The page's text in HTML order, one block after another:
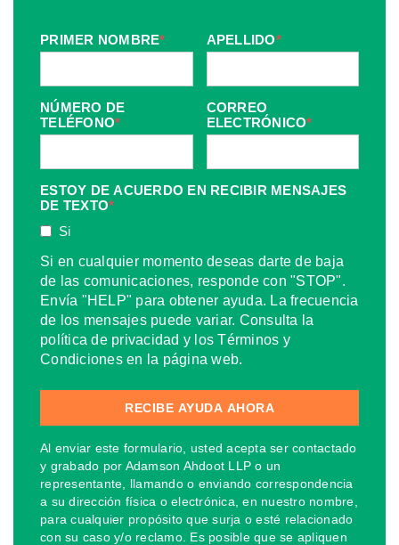
PRIMER NOMBRE* APELLIDO*
NÚMERO DE
TELÉFONO*
CORREO
ELECTRÓNICO*
ESTOY DE ACUERDO EN RECIBIR MENSAJES
DE TEXTO*
Si
Si en cualquier momento deseas darte de baja
de las comunicaciones, responde con "STOP".
Envía "HELP" para obtener ayuda. La frecuencia
de los mensajes puede variar. Consulta la
política de privacidad y los Términos y
Condiciones en la página web.
Al enviar este formulario, usted acepta ser contactado
y grabado por Adamson Ahdoot LLP o un
representante, llamando o enviando correspondencia
a su dirección física o electrónica, en nuestro nombre,
para cualquier propósito que surja o esté relacionado
con su caso y/o reclamo. Es posible que se apliquen